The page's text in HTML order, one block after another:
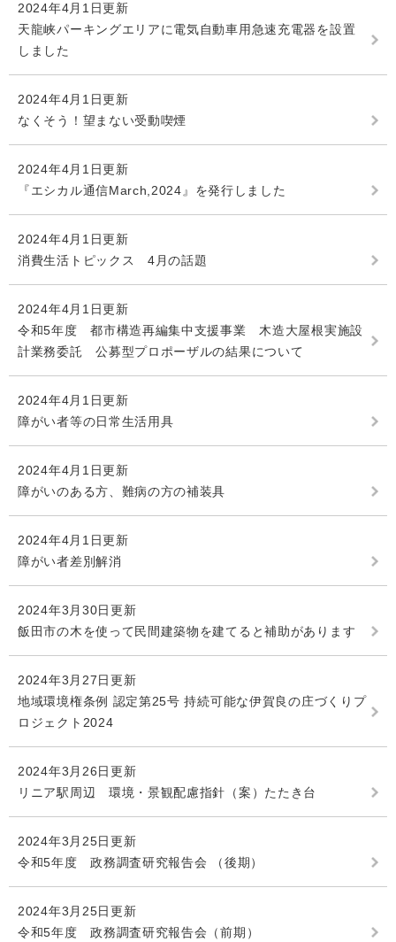
2024年4月1日更新
天龍峡パーキングエリアに電気自動車用急速充電器を設置
しました
2024年4月1日更新
なくそう！望まない受動喫煙
2024年4月1日更新
『エシカル通信March,2024』を発行しました
2024年4月1日更新
消費生活トピックス 4月の話題
2024年4月1日更新
令和5年度 都市構造再編集中支援事業 木造大屋根実施設
計業務委託 公募型プロポーザルの結果について
2024年4月1日更新
障がい者等の日常生活用具
2024年4月1日更新
障がいのある方、難病の方の補装具
2024年4月1日更新
障がい者差別解消
2024年3月30日更新
飯田市の木を使って民間建築物を建てると補助があります
2024年3月27日更新
地域環境権条例 認定第25号 持続可能な伊賀良の庄づくりプ
ロジェクト2024
2024年3月26日更新
リニア駅周辺 環境・景観配慮指針（案）たたき台
2024年3月25日更新
令和5年度 政務調査研究報告会 （後期）
2024年3月25日更新
令和5年度 政務調査研究報告会（前期）